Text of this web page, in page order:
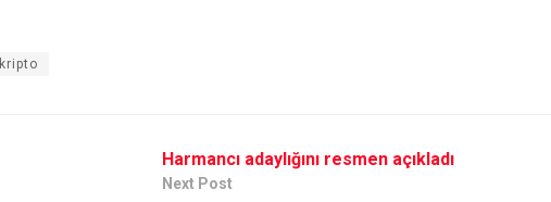
kripto
Harmancı adaylığını resmen açıkladı
Next Post